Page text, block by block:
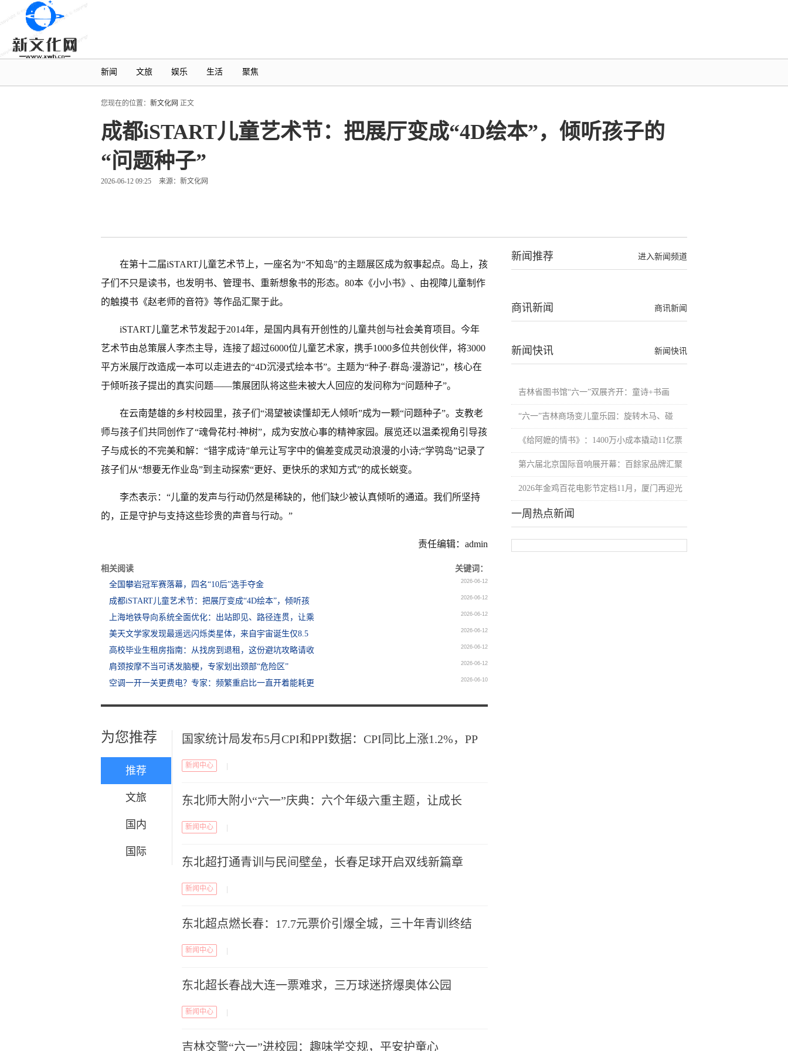
新闻 文旅 娱乐 生活 聚焦
您现在的位置： 新文化网 正文
成都iSTART儿童艺术节：把展厅变成“4D绘本”，倾听孩子的
“问题种子”
2026-06-12 09:25 来源：新文化网
在第十二届iSTART儿童艺术节上，一座名为“不知岛”的主题展区成为叙事起点。岛上，孩
子们不只是读书，也发明书、管理书、重新想象书的形态。80本《小小书》、由视障儿童制作
的触摸书《赵老师的音符》等作品汇聚于此。
iSTART儿童艺术节发起于2014年，是国内具有开创性的儿童共创与社会美育项目。今年
艺术节由总策展人李杰主导，连接了超过6000位儿童艺术家，携手1000多位共创伙伴，将3000
平方米展厅改造成一本可以走进去的“4D沉浸式绘本书”。主题为“种子·群岛·漫游记”，核心在
于倾听孩子提出的真实问题——策展团队将这些未被大人回应的发问称为“问题种子”。
在云南楚雄的乡村校园里，孩子们“渴望被读懂却无人倾听”成为一颗“问题种子”。支教老
师与孩子们共同创作了“魂骨花村·神树”，成为安放心事的精神家园。展览还以温柔视角引导孩
子与成长的不完美和解：“错字成诗”单元让写字中的偏差变成灵动浪漫的小诗;“学鸮岛”记录了
孩子们从“想要无作业岛”到主动探索“更好、更快乐的求知方式”的成长蜕变。
李杰表示：“儿童的发声与行动仍然是稀缺的，他们缺少被认真倾听的通道。我们所坚持
的，正是守护与支持这些珍贵的声音与行动。”
责任编辑：admin
相关阅读
关键词：
全国攀岩冠军赛落幕，四名“10后”选手夺金
2026-06-12
成都iSTART儿童艺术节：把展厅变成“4D绘本”，倾听孩 2026-06-12
上海地铁导向系统全面优化：出站即见、路径连贯，让乘 2026-06-12
美天文学家发现最遥远闪烁类星体，来自宇宙诞生仅8.5 2026-06-12
高校毕业生租房指南：从找房到退租，这份避坑攻略请收 2026-06-12
肩颈按摩不当可诱发脑梗，专家划出颈部“危险区” 2026-06-12
空调一开一关更费电？专家：频繁重启比一直开着能耗更 2026-06-10
为您推荐
推荐
文旅
国内
国际
国家统计局发布5月CPI和PPI数据：CPI同比上涨1.2%，PP
新闻中心
东北师大附小“六一”庆典：六个年级六重主题，让成长
新闻中心
东北超打通青训与民间壁垒，长春足球开启双线新篇章
新闻中心
东北超点燃长春：17.7元票价引爆全城，三十年青训终结
新闻中心
东北超长春战大连一票难求，三万球迷挤爆奥体公园
新闻中心
吉林交警“六一”进校园：趣味学交规，平安护童心
进入新闻频道
新闻推荐
商讯新闻
商讯新闻
新闻快讯
新闻快讯
吉林省图书馆“六一”双展齐开：童诗+书画
“六一”吉林商场变儿童乐园：旋转木马、碰
《给阿嬷的情书》：1400万小成本撬动11亿票
第六届北京国际音响展开幕：百餘家品牌汇聚
2026年金鸡百花电影节定档11月，厦门再迎光
一周热点新闻